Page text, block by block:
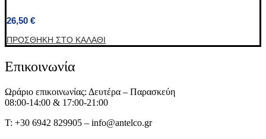
26,50 €
ΠΡΟΣΘΉΚΗ ΣΤΟ ΚΑΛΆΘΙ
Επικοινωνία
Ωράριο επικοινωνίας: Δευτέρα – Παρασκεύη
08:00-14:00 & 17:00-21:00
T: +30 6942 829905 – info@antelco.gr